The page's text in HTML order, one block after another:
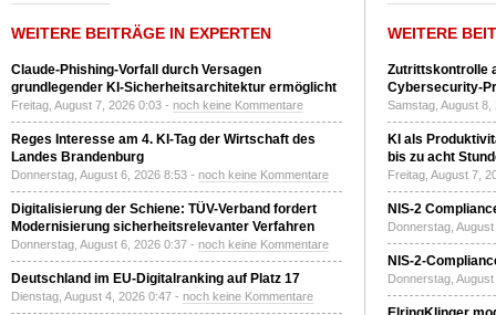
WEITERE BEITRÄGE IN EXPERTEN
Claude-Phishing-Vorfall durch Versagen
grundlegender KI-Sicherheitsarchitektur ermöglicht
Freitag, August 7, 2026 0:03 - noch keine Kommentare
Reges Interesse am 4. KI-Tag der Wirtschaft des
Landes Brandenburg
Donnerstag, August 6, 2026 8:53 - noch keine Kommentare
Digitalisierung der Schiene: TÜV-Verband fordert
Modernisierung sicherheitsrelevanter Verfahren
Donnerstag, August 6, 2026 0:37 - noch keine Kommentare
Deutschland im EU-Digitalranking auf Platz 17
Dienstag, August 4, 2026 0:47 - noch keine Kommentare
WEITERE
Zutrittskontrolle
Cybersecurity-
Samstag, August
KI als
bis zu acht
Freitag, August 7,
NIS-2
Donnerstag,
NIS-2-
Donnerstag,